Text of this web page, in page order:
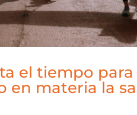
el tiempo
en materia la